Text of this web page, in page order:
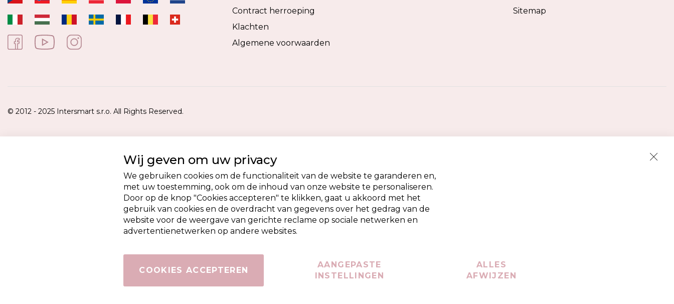
Contract herroeping
Klachten
Algemene voorwaarden
Sitemap
© 2012 - 2025 Intersmart s.r.o. All Rights Reserved.
Wij geven om uw privacy
We gebruiken cookies om de functionaliteit van de website te garanderen en,
met uw toestemming, ook om de inhoud van onze website te personaliseren.
Door op de knop "Cookies accepteren" te klikken, gaat u akkoord met het
gebruik van cookies en de overdracht van gegevens over het gedrag van de
website voor de weergave van gerichte reclame op sociale netwerken en
advertentienetwerken op andere websites.
COOKIES ACCEPTEREN
AANGEPASTE
INSTELLINGEN
ALLES
AFWIJZEN